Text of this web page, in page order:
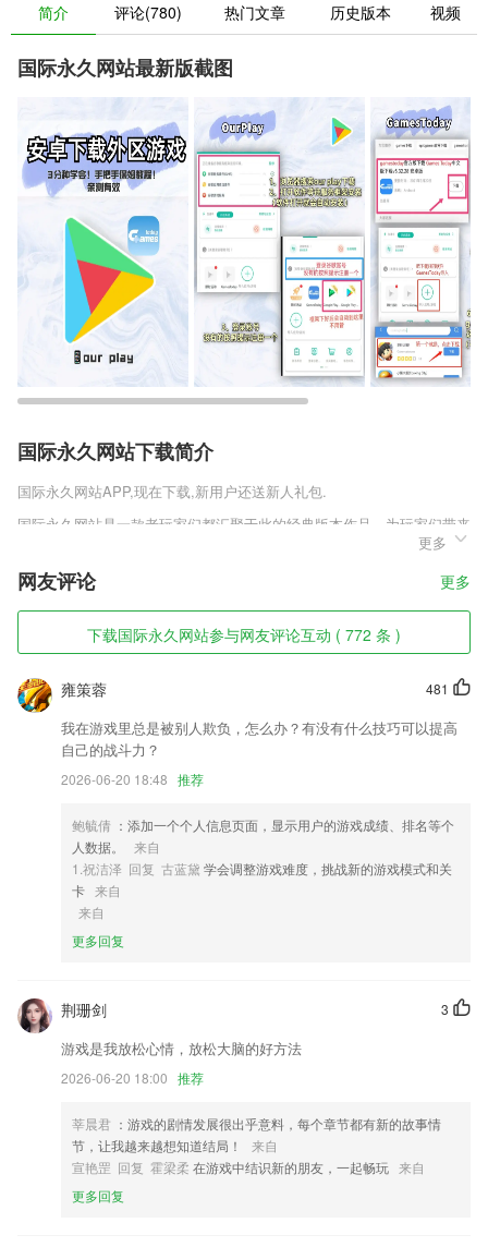
简介 评论(780) 热门文章 历史版本 视频
国际永久网站最新版截图
国际永久网站下载简介
国际永久网站APP,现在下载,新用户还送新人礼包.
国际永久网站是一款老玩家们都汇聚于此的经典版本作品，为玩家们带来
全新的乐趣体验，帮助玩家们回味03传奇巅峰的各种玩法，在这里你能
够轻松致胜享受传奇热血，获得全新的优质体验，极致的魅力就在这里为
你铺陈，来这款作品之中享受一段不一样的传奇人生。
国际永久网站软件特色
1,健康数据每日上传 时刻关注自己的身体状况 每次上传都有收益
2,在学习之余还能收看浏览书法大师优秀作品，成为你的学习目标；
3,支持查看宝宝在园食谱
4,定期学情分析报告，给您准确的家庭指导
5,【贷款类型丰富】
6,订单查询
国际永久网站软件优势
1.点击播放学习课程
织、团员青年等设置了即时通讯平台，方便党组织和广大党员开展线上信
3.专业CAD客服在线答疑、快速反馈
4.语音助手，特色的语音机器人助手，搭载了最新的人工智能ai技术，可
以对话语音
5.cp背单词会有各种智能的记忆信息给2265用户服务，多个智能版块的
信息是很不错的内容。
6.每篇文章阅读完成之后，会根据文章单词数据和您的阅读时间智能化分
析您的英语阅读水平及智能化学习成果，同时获得阅读积分；
国际永久网站更新了什么?
更多
网友评论 更多
下载国际永久网站参与网友评论互动 ( 772 条 )
481
雍策蓉
我在游戏里总是被别人欺负，怎么办？有没有什么技巧可以提高
自己的战斗力？
2026-06-20 18:48 推荐
鲍毓倩 ：添加一个个人信息页面，显示用户的游戏成绩、排名等个
人数据。
来自
1.祝洁泽 回复 古蓝黛 学会调整游戏难度，挑战新的游戏模式和关
卡 来自
来自
更多回复
3
荆珊剑
游戏是我放松心情，放松大脑的好方法
2026-06-20 18:00 推荐
莘晨君 ：游戏的剧情发展很出乎意料，每个章节都有新的故事情
节，让我越来越想知道结局！
来自
宣艳罡 回复 霍梁柔 在游戏中结识新的朋友，一起畅玩 来自
更多回复